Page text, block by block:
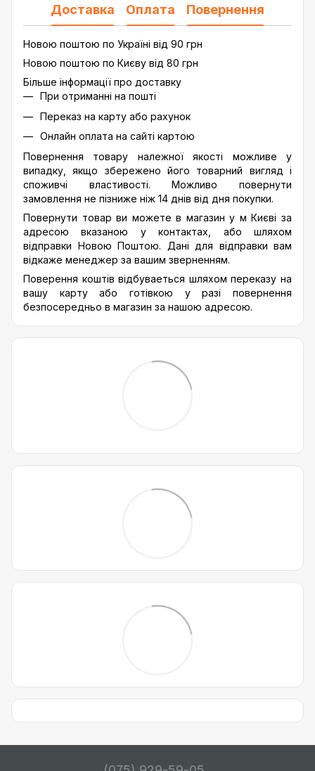
Доставка Оплата Повернення
Новою поштою по Україні від 90 грн
Новою поштою по Києву від 80 грн
Більше інформації про доставку
При отриманні на пошті
Переказ на карту або рахунок
Онлайн оплата на сайті картою
Повернення товару належної якості можливе у
випадку, якщо збережено його товарний вигляд і
споживчі властивості. Можливо повернути
замовлення не пізниже ніж 14 днів від дня покупки.
Повернути товар ви можете в магазин у м Києві за
адресою вказаною у контактах, або шляхом
відправки Новою Поштою. Дані для відправки вам
відкаже менеджер за вашим зверненням.
Поверення коштів відбуваеться шляхом переказу на
вашу карту або готівкою у разі повернення
безпосередньо в магазин за нашою адресою.